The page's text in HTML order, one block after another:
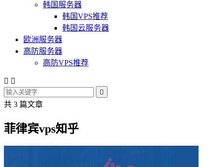
韩国服务器
韩国VPS推荐
韩国云服务器
欧洲服务器
高防服务器
高防VPS推荐
 

共 3 篇文章
菲律宾vps知乎